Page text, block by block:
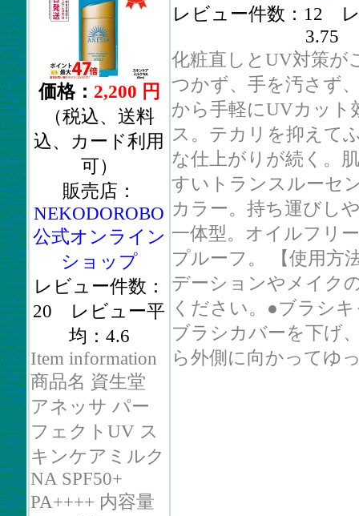
価格： 2,200 円
（税込、送料
込、カード利用
可）
販売店：
NEKODOROBO
公式オンライン
ショップ
レビュー件数：
20 レビュー平
均：4.6
Item information
商品名 資生堂
アネッサ パー
フェクトUV ス
キンケアミルク
NA SPF50+
PA++++ 内容量
レビュー件数：12
3.75
化粧直しとUV対策が
つかず、手を汚さず
から手軽にUVカット
ス。テカリを抑えて
な仕上がりが続く。
すいトランスルーセ
カラー。持ち運びし
一体型。オイルフリ
プルーフ。 【使用方
デーションやメイク
ください。●ブラシ
ブラシカバーを下げ
ら外側に向かってゆ